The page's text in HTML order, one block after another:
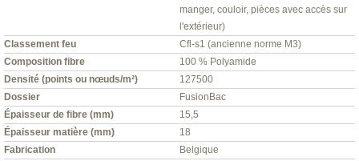
manger, couloir, pièces avec accès sur
l'extérieur)
Classement feu
Cfl-s1 (ancienne norme M3)
Composition fibre
100 % Polyamide
Densité (points ou nœuds/m²)
127500
Dossier
FusionBac
Épaisseur de fibre (mm)
15,5
Épaisseur matière (mm)
18
Fabrication
Belgique